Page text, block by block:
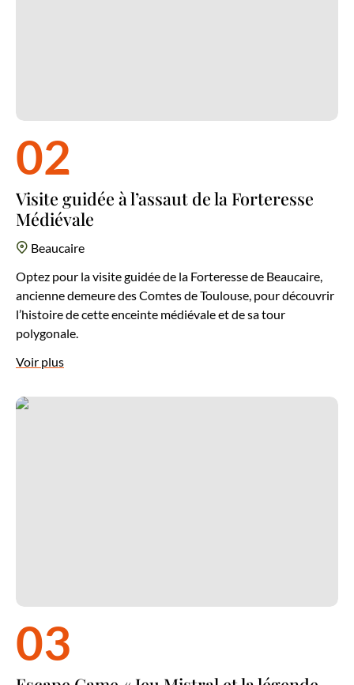
02
Visite guidée à l’assaut de la Forteresse
Médiévale
Beaucaire
Optez pour la visite guidée de la Forteresse de Beaucaire,
ancienne demeure des Comtes de Toulouse, pour découvrir
l’histoire de cette enceinte médiévale et de sa tour
polygonale.
Voir plus
03
Escape Game « Jeu Mistral et la légende du Dragon »